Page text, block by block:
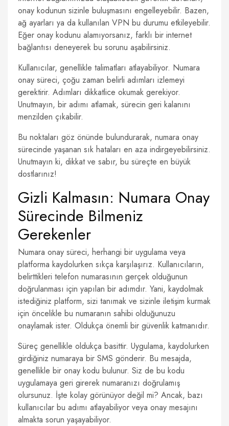
onay kodunun sizinle buluşmasını engelleyebilir. Bazen,
ağ ayarları ya da kullanılan VPN bu durumu etkileyebilir.
Eğer onay kodunu alamıyorsanız, farklı bir internet
bağlantısı deneyerek bu sorunu aşabilirsiniz.
Kullanıcılar, genellikle talimatları atlayabiliyor. Numara
onay süreci, çoğu zaman belirli adımları izlemeyi
gerektirir. Adımları dikkatlice okumak gerekiyor.
Unutmayın, bir adımı atlamak, sürecin geri kalanını
menzilden çıkabilir.
Bu noktaları göz önünde bulundurarak, numara onay
sürecinde yaşanan sık hataları en aza indirgeyebilirsiniz.
Unutmayın ki, dikkat ve sabır, bu süreçte en büyük
dostlarınız!
Gizli Kalmasın: Numara Onay
Sürecinde Bilmeniz
Gerekenler
Numara onay süreci, herhangi bir uygulama veya
platforma kaydolurken sıkça karşılaşırız. Kullanıcıların,
belirttikleri telefon numarasının gerçek olduğunun
doğrulanması için yapılan bir adımdır. Yani, kaydolmak
istediğiniz platform, sizi tanımak ve sizinle iletişim kurmak
için öncelikle bu numaranın sahibi olduğunuzu
onaylamak ister. Oldukça önemli bir güvenlik katmanıdır.
Süreç genellikle oldukça basittir. Uygulama, kaydolurken
girdiğiniz numaraya bir SMS gönderir. Bu mesajda,
genellikle bir onay kodu bulunur. Siz de bu kodu
uygulamaya geri girerek numaranızı doğrulamış
olursunuz. İşte kolay görünüyor değil mi? Ancak, bazı
kullanıcılar bu adımı atlayabiliyor veya onay mesajını
almakta sorun yaşayabiliyor.